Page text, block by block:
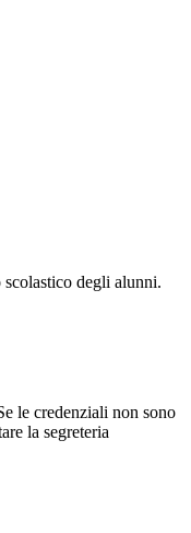
scolastico degli alunni.
le credenziali non sono
la segreteria